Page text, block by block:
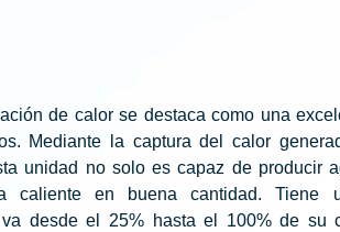
de calor se destaca como una
Mediante la captura del calor
unidad no solo es capaz de producir
caliente en buena cantidad. Tiene
desde el 25% hasta el 100% de su